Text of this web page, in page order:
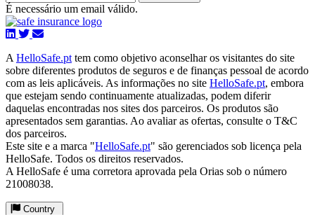
É necessário um email válido.
A HelloSafe.pt tem como objetivo aconselhar os visitantes do site
sobre diferentes produtos de seguros e de finanças pessoal de acordo
com as leis aplicáveis. As informações no site HelloSafe.pt, embora
que estejam sendo continuamente atualizadas, podem diferir
daquelas encontradas nos sites dos parceiros. Os produtos são
apresentados sem garantias. Ao avaliar as ofertas, consulte o T&C
dos parceiros.
Este site e a marca "HelloSafe.pt" são gerenciados sob licença pela
HelloSafe. Todos os direitos reservados.
A HelloSafe é uma corretora aprovada pela Orias sob o número
21008038.
Country